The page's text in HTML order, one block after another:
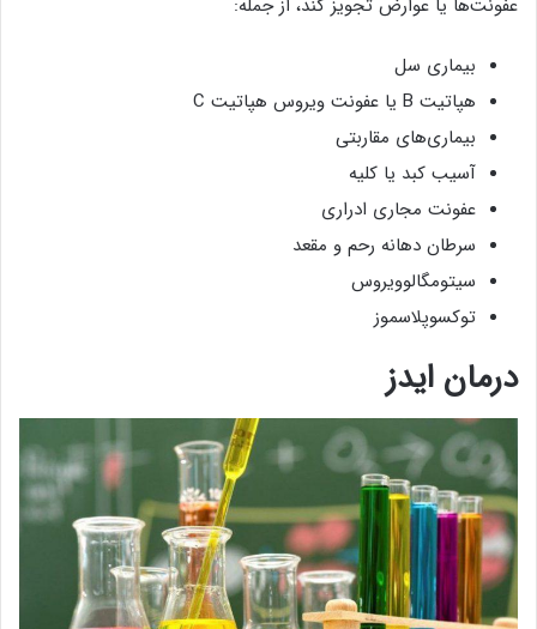
عفونت‌ها یا عوارض تجویز کند، از جمله:
بیماری سل
هپاتیت B یا عفونت ویروس هپاتیت C
بیماری‌های مقاربتی
آسیب کبد یا کلیه
عفونت مجاری ادراری
سرطان دهانه رحم و مقعد
سیتومگالوویروس
توکسوپلاسموز
درمان ایدز